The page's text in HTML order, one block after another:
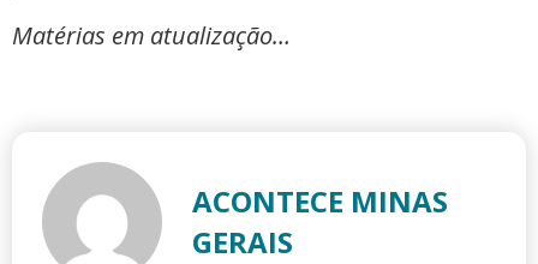
Matérias em atualização…
ACONTECE MINAS
GERAIS